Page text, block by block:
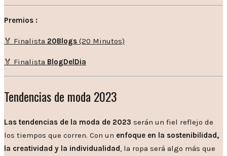
Premios :
🏅 Finalista 20Blogs (20 Minutos)
🏅 Finalista BlogDelDia
Tendencias de moda 2023
Las tendencias de la moda de 2023 serán un fiel reflejo de
los tiempos que corren. Con un enfoque en la sostenibilidad,
la creatividad y la individualidad, la ropa será algo más que